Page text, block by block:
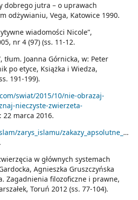
dobrego jutra – o uprawach
odżywianiu, Vega, Katowice 1990.
wiadomości Nicole”,
nr 4 (97) (ss. 11-12.
tłum. Joanna Górnicka, w: Peter
po etyce, Książka i Wiedza,
191-199).
swiat/2015/10/nie-obrazaj-
nieczyste-zwierzeta-
22 marca 2016.
http://www.alislam.pl/islam/zarys_islamu/zakazy_apsolutne_w_islamie;
w głównych systemach
Agnieszka Gruszczyńska
Zagadnienia filozoficzne i prawne,
Toruń 2012 (ss. 77-104).